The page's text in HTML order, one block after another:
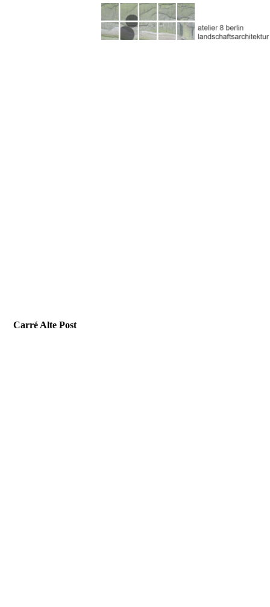
Carré Alte Post